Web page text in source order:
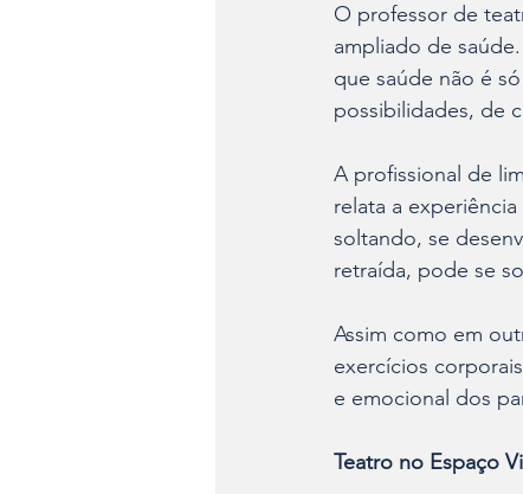
O professor de
ampliado de
que saúde não é
possibilidades, de
A profissional de
relata a
soltando, se
retraída, pode se
Assim como em
exercícios
e emocional dos
Teatro no Espaço